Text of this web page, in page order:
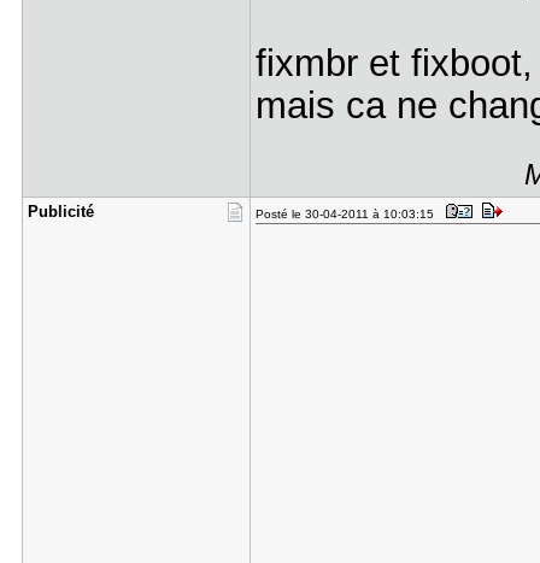
fixmbr et
mais ca ne
Publicité Posté le 30-04-2011 à 10:03:15